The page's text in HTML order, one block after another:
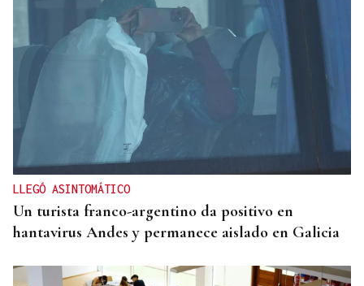
LLEGÓ ASINTOMÁTICO
Un turista franco-argentino da positivo en
hantavirus Andes y permanece aislado en Galicia